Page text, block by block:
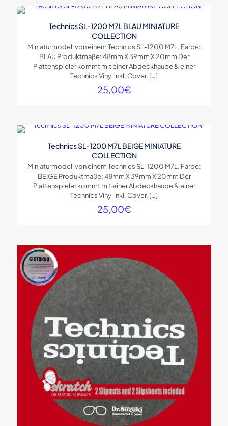
Technics SL-1200 M7L BLAU MINIATURE
COLLECTION
Miniaturmodell von einem Technics SL-1200 M7L. Farbe:
BLAU Produktmaße: 48mm X 39mm X 20mm Der
Plattenspieler kommt mit einer Abdeckhaube & einer
Technics Vinyl inkl. Cover. […]
25,00€
Technics SL-1200 M7L BEIGE MINIATURE
COLLECTION
Miniaturmodell von einem Technics SL-1200 M7L. Farbe:
BEIGE Produktmaße: 48mm X 39mm X 20mm Der
Plattenspieler kommt mit einer Abdeckhaube & einer
Technics Vinyl inkl. Cover. […]
25,00€